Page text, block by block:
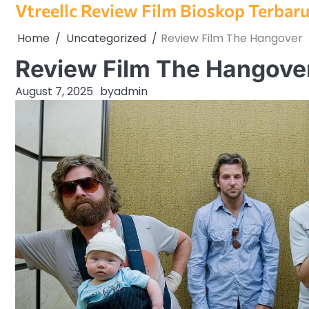
Skip
content
Vtreellc Review Film Bioskop Terbaru
Home Uncategorized Review Film The Hangover
Review Film The
August 7, 2025 byadmin